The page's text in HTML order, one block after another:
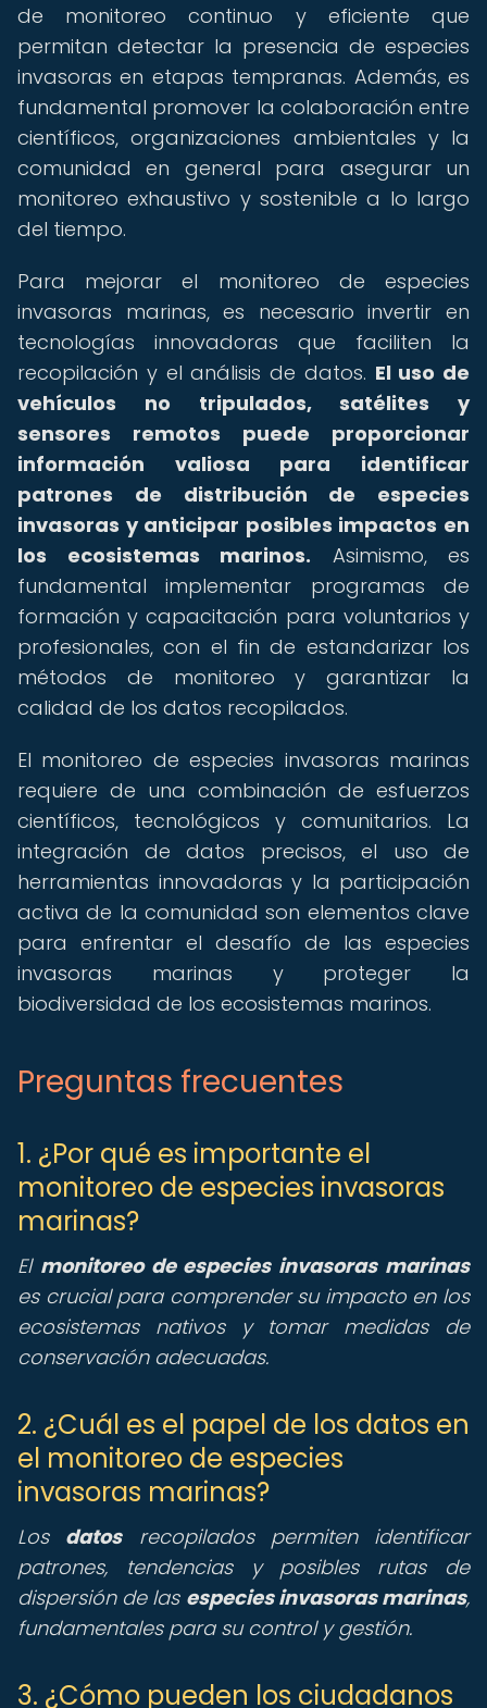
de monitoreo continuo y eficiente que
permitan detectar la presencia de especies
invasoras en etapas tempranas. Además, es
fundamental promover la colaboración entre
científicos, organizaciones ambientales y la
comunidad en general para asegurar un
monitoreo exhaustivo y sostenible a lo largo
del tiempo.
Para mejorar el monitoreo de especies
invasoras marinas, es necesario invertir en
tecnologías innovadoras que faciliten la
recopilación y el análisis de datos. El uso de
vehículos no tripulados, satélites y
sensores remotos puede proporcionar
información valiosa para identificar
patrones de distribución de especies
invasoras y anticipar posibles impactos en
los ecosistemas marinos. Asimismo, es
fundamental implementar programas de
formación y capacitación para voluntarios y
profesionales, con el fin de estandarizar los
métodos de monitoreo y garantizar la
calidad de los datos recopilados.
El monitoreo de especies invasoras marinas
requiere de una combinación de esfuerzos
científicos, tecnológicos y comunitarios. La
integración de datos precisos, el uso de
herramientas innovadoras y la participación
activa de la comunidad son elementos clave
para enfrentar el desafío de las especies
invasoras marinas y proteger la
biodiversidad de los ecosistemas marinos.
Preguntas frecuentes
1. ¿Por qué es importante el
monitoreo de especies invasoras
marinas?
El monitoreo de especies invasoras marinas
es crucial para comprender su impacto en los
ecosistemas nativos y tomar medidas de
conservación adecuadas.
2. ¿Cuál es el papel de los datos en
el monitoreo de especies
invasoras marinas?
Los datosrecopilados permiten identificar
patrones, tendencias y posibles rutas de
dispersión de las especies invasoras marinas,
fundamentales para su control y gestión.
3. ¿Cómo pueden los ciudadanos